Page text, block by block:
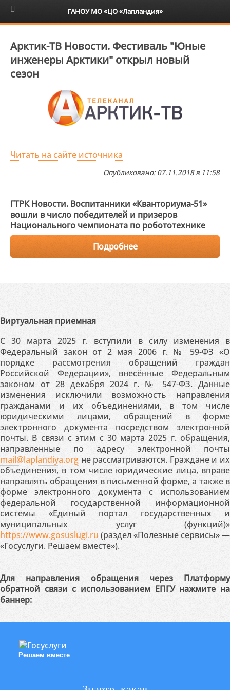
6+
Арктик-ТВ Новости. Фестиваль "Юные
инженеры Арктики" открыл новый
сезон
Читать на сайте источника
Опубликовано: 07.11.2018 в 11:58
ГТРК Новости. Воспитанники «Кванториума-51»
вошли в число победителей и призеров
Национального чемпионата по робототехнике
Подробнее
Виртуальная приемная
С 30 марта 2025 г. вступили в силу изменения в
Федеральный закон от 2 мая 2006 г. № 59-ФЗ «О
порядке рассмотрения обращений граждан
Российской Федерации», внесённые Федеральным
законом от 28 декабря 2024 г. № 547-ФЗ. Данные
изменения исключили возможность направления
гражданами и их объединениями, в том числе
юридическими лицами, обращений в форме
электронного документа посредством электронной
почты. В связи с этим с 30 марта 2025 г. обращения,
направленные по адресу электронной почты
mail@laplandiya.org не рассматриваются. Граждане и их
объединения, в том числе юридические лица, вправе
направлять обращения в письменной форме, а также в
форме электронного документа с использованием
федеральной государственной информационной
системы «Единый портал государственных и
муниципальных услуг (функций)»
https://www.gosuslugi.ru (раздел «Полезные сервисы» —
«Госуслуги. Решаем вместе»).
Для направления обращения через Платформу
обратной связи с использованием ЕПГУ нажмите на
баннер:
Решаем вместе
ГАНОУ МО «ЦО «Лапландия»